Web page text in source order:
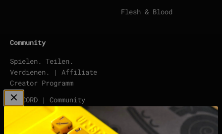
Flesh & Blood
Community
Spielen. Teilen.
Verdienen. | Affiliate
Creator Programm
DISCORD | Community
points | Score Tracker